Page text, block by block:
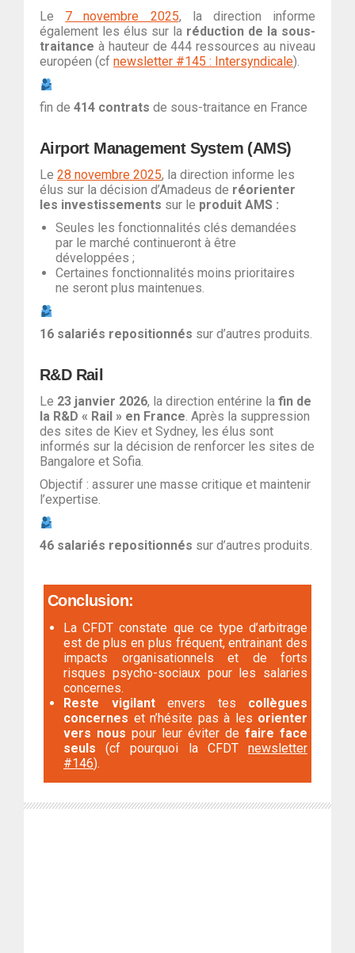
Le 7 novembre 2025, la direction informe
également les élus sur la réduction de la sous-
traitance à hauteur de 444 ressources au niveau
européen (cf newsletter #145 : Intersyndicale).
fin de 414 contrats de sous-traitance en France
Airport Management System (AMS)
Le 28 novembre 2025, la direction informe les
élus sur la décision d’Amadeus de réorienter
les investissements sur le produit AMS :
Seules les fonctionnalités clés demandées
par le marché continueront à être
développées ;
Certaines fonctionnalités moins prioritaires
ne seront plus maintenues.
16 salariés repositionnés sur d’autres produits.
R&D Rail
Le 23 janvier 2026, la direction entérine la fin de
la R&D « Rail » en France. Après la suppression
des sites de Kiev et Sydney, les élus sont
informés sur la décision de renforcer les sites de
Bangalore et Sofia.
Objectif : assurer une masse critique et maintenir
l’expertise.
46 salariés repositionnés sur d’autres produits.
Conclusion:
La CFDT constate que ce type d’arbitrage
est de plus en plus fréquent, entrainant des
impacts organisationnels et de forts
risques psycho-sociaux pour les salaries
concernes.
Reste vigilantenvers tes collègues
concernes et n’hésite pas à les orienter
vers nous pour leur éviter de faire face
seuls (cf pourquoi la CFDT newsletter
#146).